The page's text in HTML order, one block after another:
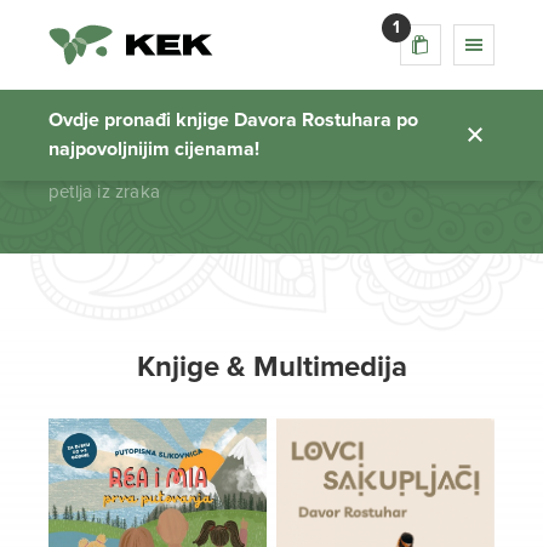
1
Ovdje pronađi knjige Davora Rostuhara po
najpovoljnijim cijenama!
petlja iz zraka
Početna stranica
petlja iz zraka
Knjige & Multimedija